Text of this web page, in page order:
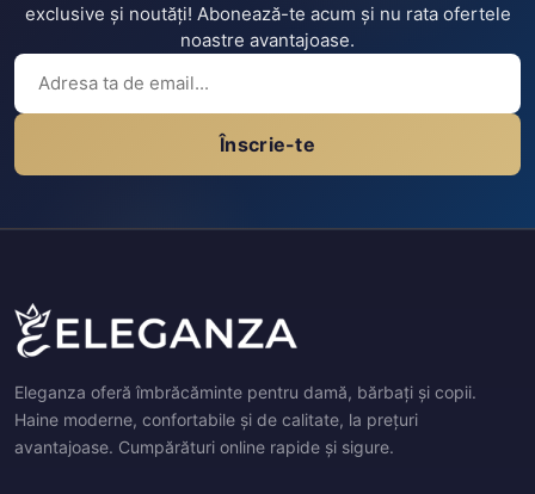
exclusive și noutăți! Abonează-te acum și nu rata ofertele
noastre avantajoase.
Înscrie-te
Eleganza oferă îmbrăcăminte pentru damă, bărbați și copii.
Haine moderne, confortabile și de calitate, la prețuri
avantajoase. Cumpărături online rapide și sigure.